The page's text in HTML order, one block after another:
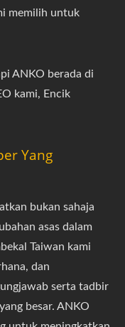
memilih untuk
ANKO berada di
kami, Encik
Yang
bukan sahaja
asas dalam
Taiwan kami
dan
serta tadbir
besar. ANKO